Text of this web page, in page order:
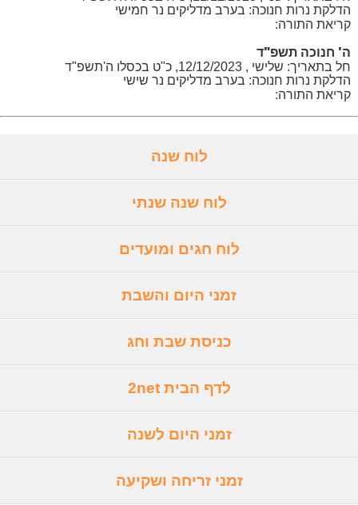
הדלקת נרות חנוכה: בערב מדליקים נר חמישי
קריאת התורה:
ה' חנוכה תשפ"ד
חל בתאריך: שלישי , 12/12/2023, כ"ט בכסלו ה'תשפ"ד
הדלקת נרות חנוכה: בערב מדליקים נר שישי
קריאת התורה:
לוח שנה
לוח שנה שנתי
לוח חגים ומועדים
זמני היום והשבת
כניסת שבת וחג
לדף הבית 2net
זמני היום לשנה
זמני זריחה ושקיעה